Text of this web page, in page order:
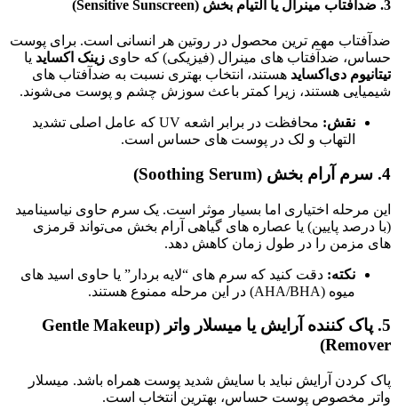
3. ضدآفتاب مینرال یا التیام‌ بخش (Sensitive Sunscreen)
ضدآفتاب مهم‌ ترین محصول در روتین هر انسانی است. برای پوست
حساس، ضدآفتاب‌ های مینرال (فیزیکی) که حاوی زینک اکساید یا
تیتانیوم دی‌اکساید هستند، انتخاب بهتری نسبت به ضدآفتاب‌ های
شیمیایی هستند، زیرا کمتر باعث سوزش چشم و پوست می‌شوند.
نقش:
محافظت در برابر اشعه UV که عامل اصلی تشدید
التهاب و لک در پوست‌ های حساس است.
4. سرم آرام‌ بخش (Soothing Serum)
این مرحله اختیاری اما بسیار موثر است. یک سرم حاوی نیاسینامید
(با درصد پایین) یا عصاره‌ های گیاهی آرام‌ بخش می‌تواند قرمزی‌
های مزمن را در طول زمان کاهش دهد.
نکته: دقت کنید که سرم‌ های “لایه بردار” یا حاوی اسید های
میوه (AHA/BHA) در این مرحله ممنوع هستند.
5. پاک‌ کننده آرایش یا میسلار واتر (Gentle Makeup
Remover)
پاک کردن آرایش نباید با سایش شدید پوست همراه باشد. میسلار
واتر مخصوص پوست حساس، بهترین انتخاب است.